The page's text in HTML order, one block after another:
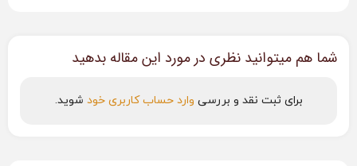
شما هم میتوانید نظری در مورد این مقاله بدهید
برای ثبت نقد و بررسی وارد حساب کاربری خود شوید.